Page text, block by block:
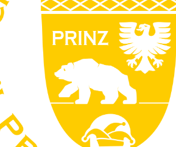
9. Prinzentreffen in
Salzmünde 2017
8. Prinzentreffen in
Dessau-Rosslau 2016
7. Prinzentreffen in
Bernburg/Saale 2015
6. Prinzentreffen in
Halle/Saale 2014